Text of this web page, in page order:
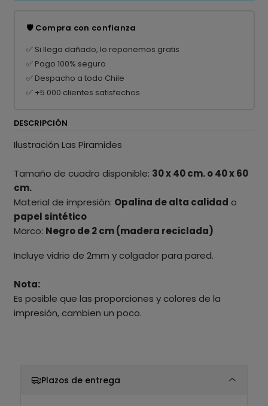
🛡️ Compra con confianza
✅ Si llega dañado, lo reponemos gratis
✅ Pago 100% seguro
✅ Despacho a todo Chile
✅ +5.000 clientes satisfechos
DESCRIPCIÓN
Ilustración Las Piramides
Tamaño de cuadro disponible: 30 x 40 cm. o 40 x 60
cm.
Material de impresión: Opalina de alta calidad o
papel sintético
Marco: Negro de 2 cm (madera reciclada)
Incluye vidrio de 2mm y colgador para pared.
Nota:
Es posible que las proporciones y colores de la
impresión, cambien un poco.
Plazos de entrega